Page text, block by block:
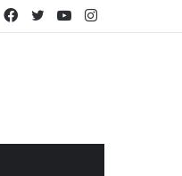
YouTube
Twitter
Facebook